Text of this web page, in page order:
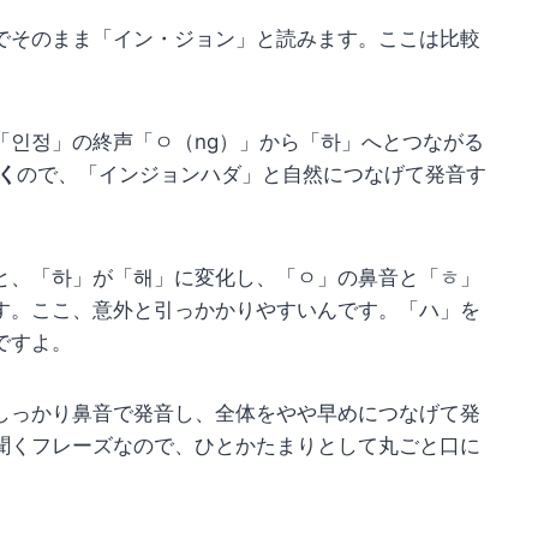
のまま「イン・ジョン」と読みます。ここは比較
정」の終声「ㅇ（ng）」から「하」へとつながる
ので、「インジョンハダ」と自然につなげて発音す
「하」が「해」に変化し、「ㅇ」の鼻音と「ㅎ」
ここ、意外と引っかかりやすいんです。「ハ」を
よ。
かり鼻音で発音し、全体をやや早めにつなげて発
フレーズなので、ひとかたまりとして丸ごと口に